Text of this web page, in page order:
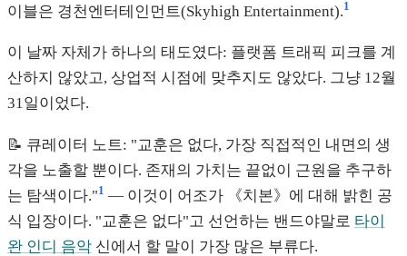
이블은 경천엔터테인먼트(Skyhigh Entertainment).1
이 날짜 자체가 하나의 태도였다: 플랫폼 트래픽 피크를 계
산하지 않았고, 상업적 시점에 맞추지도 않았다. 그냥 12월
31일이었다.
📝 큐레이터 노트: "교훈은 없다, 가장 직접적인 내면의 생
각을 노출할 뿐이다. 존재의 가치는 끝없이 근원을 추구하
는 탐색이다."1 — 이것이 어조가 《치본》에 대해 밝힌 공
식 입장이다. "교훈은 없다"고 선언하는 밴드야말로 타이
완 인디 음악 신에서 할 말이 가장 많은 부류다.